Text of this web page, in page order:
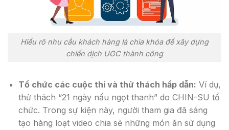
Hiểu rõ nhu cầu khách hàng là chìa khóa để xây dựng
chiến dịch UGC thành công
Tổ chức các cuộc thi và thử thách hấp dẫn: Ví dụ,
thử thách “21 ngày nấu ngọt thanh” do CHIN-SU tổ
chức. Trong sự kiện này, người tham gia đã sáng
tạo hàng loạt video chia sẻ những món ăn sử dụng